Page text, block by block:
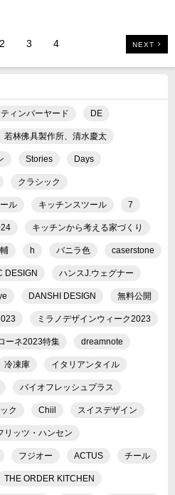
2 3 4 NEXT
ティンバーヤード DE
若林佛具製作所、清水慶太
Stories Days
クラシック
ル キッチンスツール 7
キッチンから考える家づくり
h バニラ色 caserstone
DESIGN ハンスJ.ウェグナー
DANSHI DESIGN 無料公開
ミラノデザインウィーク2023
ーネ2023特集 dreamnote
冷凍庫 イタリアンタイル
バイオフレッシュプラス
ク Chiil スイスデザイン
リッツ・ハンセン
フジオー ACTUS チール
THE ORDER KITCHEN